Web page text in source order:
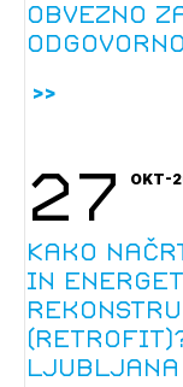
POZABLJENO GESLO
obvezno
27 OKT-
Kako
in
(retrofit)?
Ljubljana
Novičnik
Tedenski
NAPREJ